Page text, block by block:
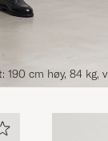
190 cm høy, 84 kg,